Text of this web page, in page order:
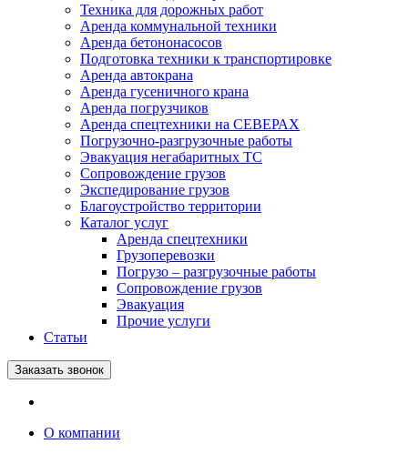
Техника для дорожных работ
Аренда коммунальной техники
Аренда бетононасосов
Подготовка техники к транспортировке
Аренда автокрана
Аренда гусеничного крана
Аренда погрузчиков
Аренда спецтехники на СЕВЕРАХ
Погрузочно-разгрузочные работы
Эвакуация негабаритных ТС
Сопровождение грузов
Экспедирование грузов
Благоустройство территории
Каталог услуг
Аренда спецтехники
Грузоперевозки
Погрузо – разгрузочные работы
Сопровождение грузов
Эвакуация
Прочие услуги
Статьи
Заказать звонок
О компании